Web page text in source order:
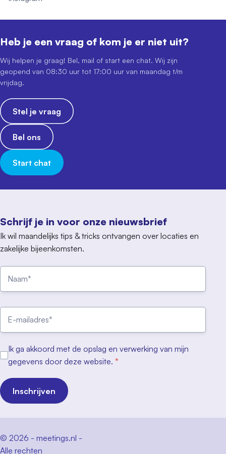
Schrijf je in voor onze nieuwsbrief
Ik wil maandelijks tips & tricks ontvangen over locaties en
zakelijke bijeenkomsten.
Ik ga akkoord met de opslag en verwerking van mijn
gegevens door deze website. *
Inschrijven
Heb je een vraag of kom je er niet uit?
Wij helpen je graag! Bel, mail of start een chat. Wij zijn
geopend van 08:30 uur tot 17:00 uur van maandag t/m
vrijdag.
Stel je vraag
Bel ons
Start chat
© 2026 - meetings.nl -
Alle rechten